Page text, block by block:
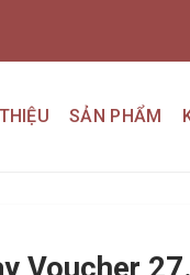
SẢN PHẨM
Voucher